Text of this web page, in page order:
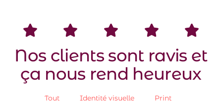
Nos clients sont ravis et
ça nous rend heureux
Tout Identité visuelle​ Print